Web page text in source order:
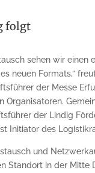
folgt
sehen wir einen
neuen Formats,“
der Messe
Organisatoren.
der Lindig
Initiator des
und
Standort in der Mitte